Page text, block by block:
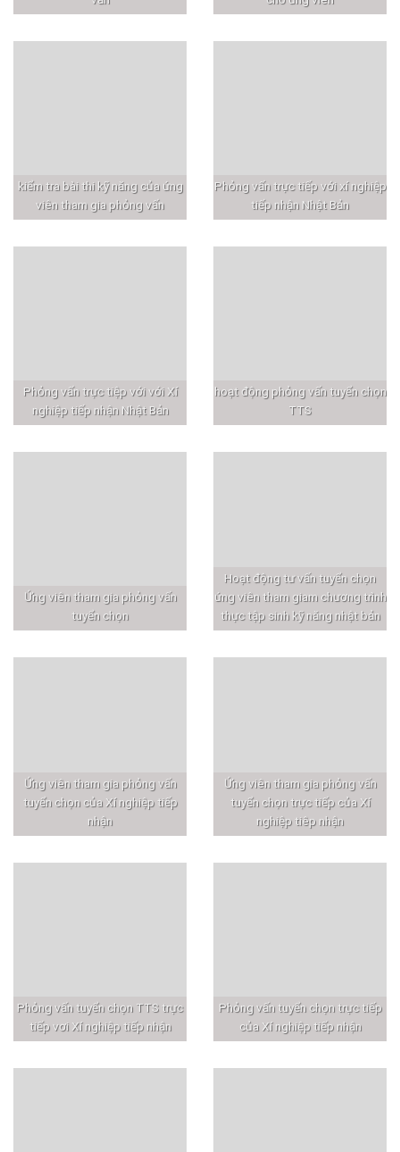
kiểm tra bài thi kỹ năng của ứng
viên tham gia phỏng vấn
Phỏng vấn trực tiếp với xí nghiệp
tiếp nhận Nhật Bản
Phỏng vấn trực tiệp với với Xí
nghiệp tiếp nhận Nhật Bản
hoạt động phỏng vấn tuyển chọn
TTS
Ứng viên tham gia phỏng vấn
tuyển chọn
Hoạt động tư vấn tuyển chọn
ứng viên tham giam chương trình
thực tập sinh kỹ năng nhật bản
Ứng viên tham gia phỏng vấn
tuyển chọn của Xí nghiệp tiếp
nhận
Ứng viên tham gia phỏng vấn
tuyển chọn trực tiếp của Xí
nghiệp tiêp nhận
Phỏng vấn tuyển chọn TTS trực
tiếp vơi Xí nghiệp tiếp nhận
Phỏng vấn tuyển chọn trực tiếp
của Xí nghiệp tiếp nhận